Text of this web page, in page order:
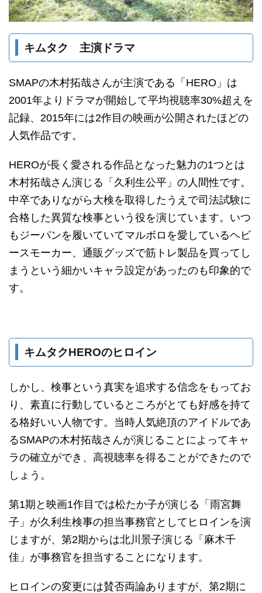
キムタク 主演ドラマ
SMAPの木村拓哉さんが主演である「HERO」は
2001年よりドラマが開始して平均視聴率30%超えを
記録、2015年には2作目の映画が公開されたほどの
人気作品です。
HEROが長く愛される作品となった魅力の1つとは
木村拓哉さん演じる「久利生公平」の人間性です。
中卒でありながら大検を取得したうえで司法試験に
合格した異質な検事という役を演じています。いつ
もジーパンを履いていてマルボロを愛しているヘビ
ースモーカー、通販グッズで筋トレ製品を買ってし
まうという細かいキャラ設定があったのも印象的で
す。
キムタクHEROのヒロイン
しかし、検事という真実を追求する信念をもってお
り、素直に行動しているところがとても好感を持て
る格好いい人物です。当時人気絶頂のアイドルであ
るSMAPの木村拓哉さんが演じることによってキャ
ラの確立ができ、高視聴率を得ることができたので
しょう。
第1期と映画1作目では松たか子が演じる「雨宮舞
子」が久利生検事の担当事務官としてヒロインを演
じますが、第2期からは北川景子演じる「麻木千
佳」が事務官を担当することになります。
ヒロインの変更には賛否両論ありますが、第2期に